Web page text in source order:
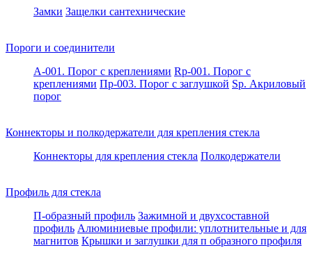
Замки Защелки сантехнические
Пороги и соединители
A-001. Порог с креплениями Rp-001. Порог с
креплениями Пр-003. Порог с заглушкой Sp. Акриловый
порог
Коннекторы и полкодержатели для крепления стекла
Коннекторы для крепления стекла Полкодержатели
Профиль для стекла
П-образный профиль Зажимной и двухсоставной
профиль Алюминиевые профили: уплотнительные и для
магнитов Крышки и заглушки для п образного профиля